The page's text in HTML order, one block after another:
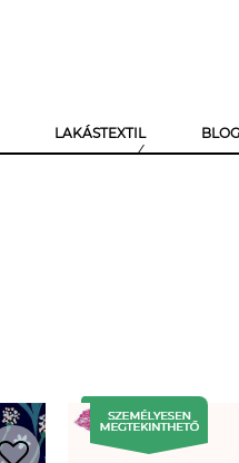
LAKÁSTEXTIL BLOG